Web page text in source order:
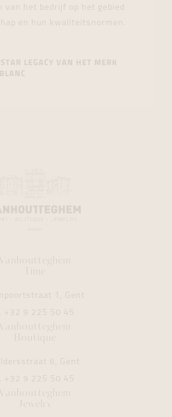
van het bedrijf op het gebied
en hun kwaliteitsnormen.
STAR LEGACY VAN HET MERK
Vanhoutteghem
Time
1, Gent
T. +32 9 225 50 45
Vanhoutteghem
Boutique
6, Gent
T. +32 9 225 50 45
Vanhoutteghem
Jewelry